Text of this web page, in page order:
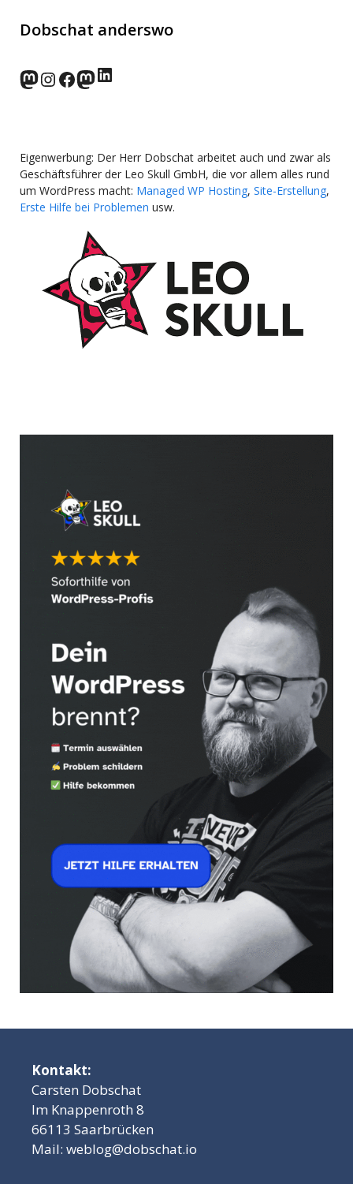
Dobschat anderswo
norden.social
Instagram
Facebook
wp-punks.social
LinkedIn
Eigenwerbung: Der Herr Dobschat arbeitet auch und zwar als
Geschäftsführer der Leo Skull GmbH, die vor allem alles rund
um WordPress macht: Managed WP Hosting, Site-Erstellung,
Erste Hilfe bei Problemen usw.
Kontakt:
Carsten Dobschat
Im Knappenroth 8
66113 Saarbrücken
Mail: weblog@dobschat.io